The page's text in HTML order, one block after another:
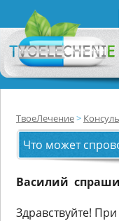
ТвоеЛечение
Что может
Василий
Здравствуйте!